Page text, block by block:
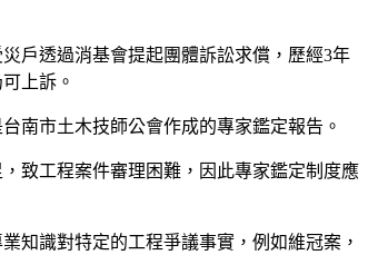
戶透過消基會提起團體訴訟求償，歷經3年
上訴。
南市土木技師公會作成的專家鑑定報告。
致工程案件審理困難，因此專家鑑定制度應
知識對特定的工程爭議事實，例如維冠案，